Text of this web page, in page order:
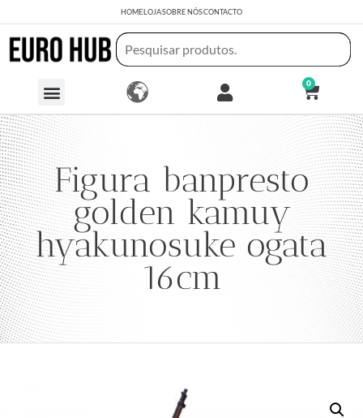
HOMELOJASOBRE NÓSCONTACTO
0
Figura banpresto
golden kamuy
hyakunosuke ogata
16cm